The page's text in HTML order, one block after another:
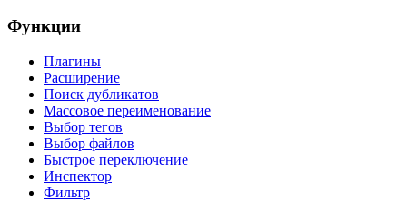
Функции
Плагины
Расширение
Поиск дубликатов
Массовое переименование
Выбор тегов
Выбор файлов
Быстрое переключение
Инспектор
Фильтр